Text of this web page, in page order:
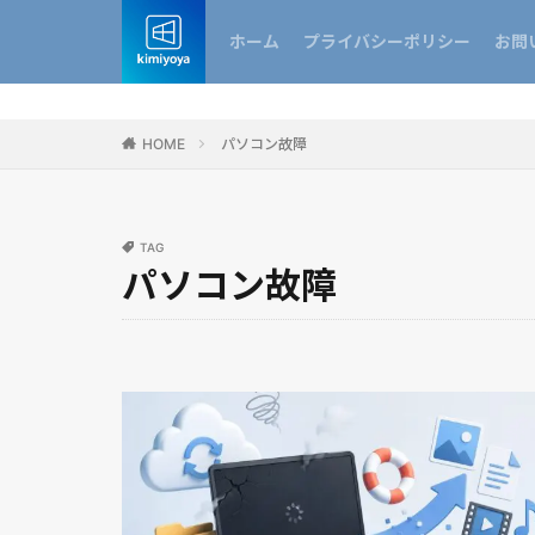
ホーム プライバシーポリシー お問
HOME パソコン故障
TAG
パソコン故障